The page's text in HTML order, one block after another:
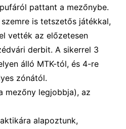
pattant a mezőnybe.
is tetszetős játékkal,
vették az előzetesen
derbit. A sikerrel 3
álló MTK-tól, és 4-re
zónától.
mezőny legjobbja), az
alapoztunk,